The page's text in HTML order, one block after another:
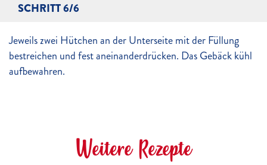
SCHRITT 6/6
Jeweils zwei Hütchen an der Unterseite mit der Füllung
bestreichen und fest aneinanderdrücken. Das Gebäck kühl
aufbewahren.
Weitere Rezepte